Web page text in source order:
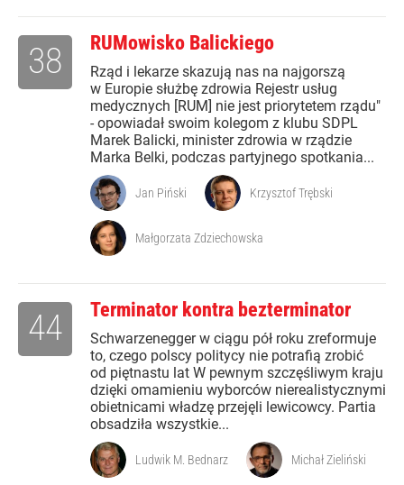
RUMowisko Balickiego
Rząd i lekarze skazują nas na najgorszą
w Europie służbę zdrowia Rejestr usług
medycznych [RUM] nie jest priorytetem rządu"
- opowiadał swoim kolegom z klubu SDPL
Marek Balicki, minister zdrowia w rządzie
Marka Belki, podczas partyjnego spotkania...
38
Jan Piński Krzysztof Trębski
Małgorzata Zdziechowska
Terminator kontra bezterminator
Schwarzenegger w ciągu pół roku zreformuje
to, czego polscy politycy nie potrafią zrobić
od piętnastu lat W pewnym szczęśliwym kraju
dzięki omamieniu wyborców nierealistycznymi
obietnicami władzę przejęli lewicowcy. Partia
obsadziła wszystkie...
44
Ludwik M. Bednarz Michał Zieliński